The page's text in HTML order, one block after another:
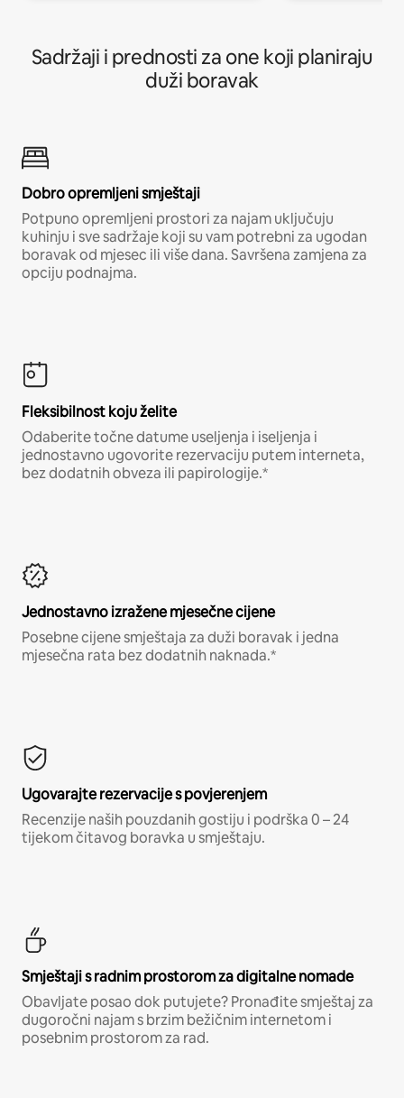
Sadržaji i prednosti za one koji planiraju
duži boravak
Dobro opremljeni smještaji
Potpuno opremljeni prostori za najam uključuju
kuhinju i sve sadržaje koji su vam potrebni za ugodan
boravak od mjesec ili više dana. Savršena zamjena za
opciju podnajma.
Fleksibilnost koju želite
Odaberite točne datume useljenja i iseljenja i
jednostavno ugovorite rezervaciju putem interneta,
bez dodatnih obveza ili papirologije.*
Jednostavno izražene mjesečne cijene
Posebne cijene smještaja za duži boravak i jedna
mjesečna rata bez dodatnih naknada.*
Ugovarajte rezervacije s povjerenjem
Recenzije naših pouzdanih gostiju i podrška 0 – 24
tijekom čitavog boravka u smještaju.
Smještaji s radnim prostorom za digitalne nomade
Obavljate posao dok putujete? Pronađite smještaj za
dugoročni najam s brzim bežičnim internetom i
posebnim prostorom za rad.